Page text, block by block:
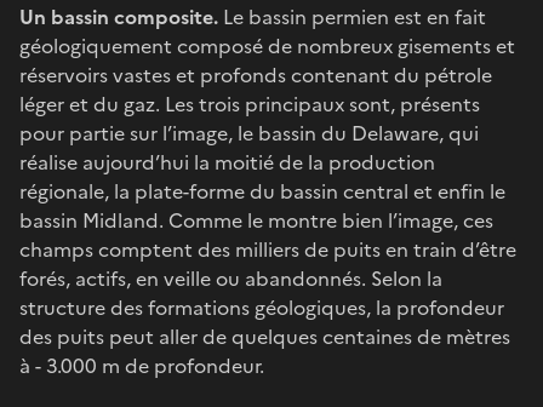
Un bassin composite. Le bassin permien est en fait
géologiquement composé de nombreux gisements et
réservoirs vastes et profonds contenant du pétrole
léger et du gaz. Les trois principaux sont, présents
pour partie sur l’image, le bassin du Delaware, qui
réalise aujourd’hui la moitié de la production
régionale, la plate-forme du bassin central et enfin le
bassin Midland. Comme le montre bien l’image, ces
champs comptent des milliers de puits en train d’être
forés, actifs, en veille ou abandonnés. Selon la
structure des formations géologiques, la profondeur
des puits peut aller de quelques centaines de mètres
à - 3.000 m de profondeur.